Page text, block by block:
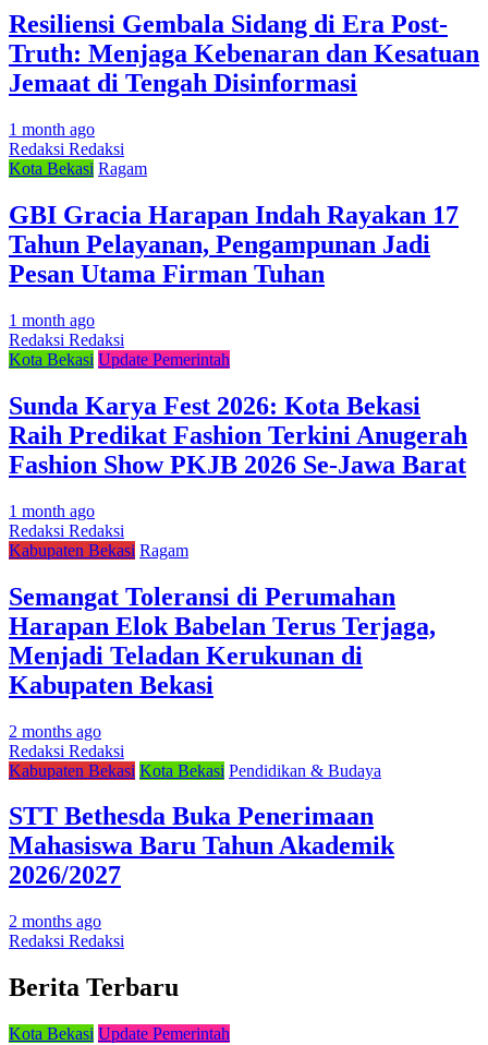
Resiliensi Gembala Sidang di Era Post-
Truth: Menjaga Kebenaran dan Kesatuan
Jemaat di Tengah Disinformasi
1 month ago
Redaksi Redaksi
Kota Bekasi Ragam
GBI Gracia Harapan Indah Rayakan 17
Tahun Pelayanan, Pengampunan Jadi
Pesan Utama Firman Tuhan
1 month ago
Redaksi Redaksi
Kota Bekasi Update Pemerintah
Sunda Karya Fest 2026: Kota Bekasi
Raih Predikat Fashion Terkini Anugerah
Fashion Show PKJB 2026 Se-Jawa Barat
1 month ago
Redaksi Redaksi
Kabupaten Bekasi Ragam
Semangat Toleransi di Perumahan
Harapan Elok Babelan Terus Terjaga,
Menjadi Teladan Kerukunan di
Kabupaten Bekasi
2 months ago
Redaksi Redaksi
Kabupaten Bekasi Kota Bekasi Pendidikan & Budaya
STT Bethesda Buka Penerimaan
Mahasiswa Baru Tahun Akademik
2026/2027
2 months ago
Redaksi Redaksi
Berita Terbaru
Kota Bekasi Update Pemerintah